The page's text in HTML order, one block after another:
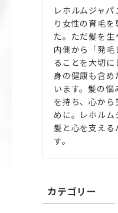
レホルムジャ
り女性の育毛
た。ただ髪を
内側から「発
ることを大切
身の健康も含め
います。髪の悩
を持ち、心か
めに。レホル
髪と心を支える
す。
カテゴリー